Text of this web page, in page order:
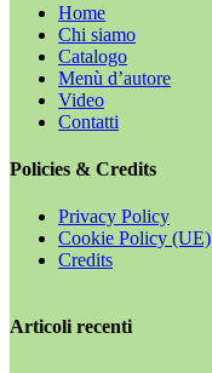
Home
Chi siamo
Catalogo
Menù d’autore
Video
Contatti
Policies & Credits
Privacy Policy
Cookie Policy (UE)
Credits
Articoli recenti